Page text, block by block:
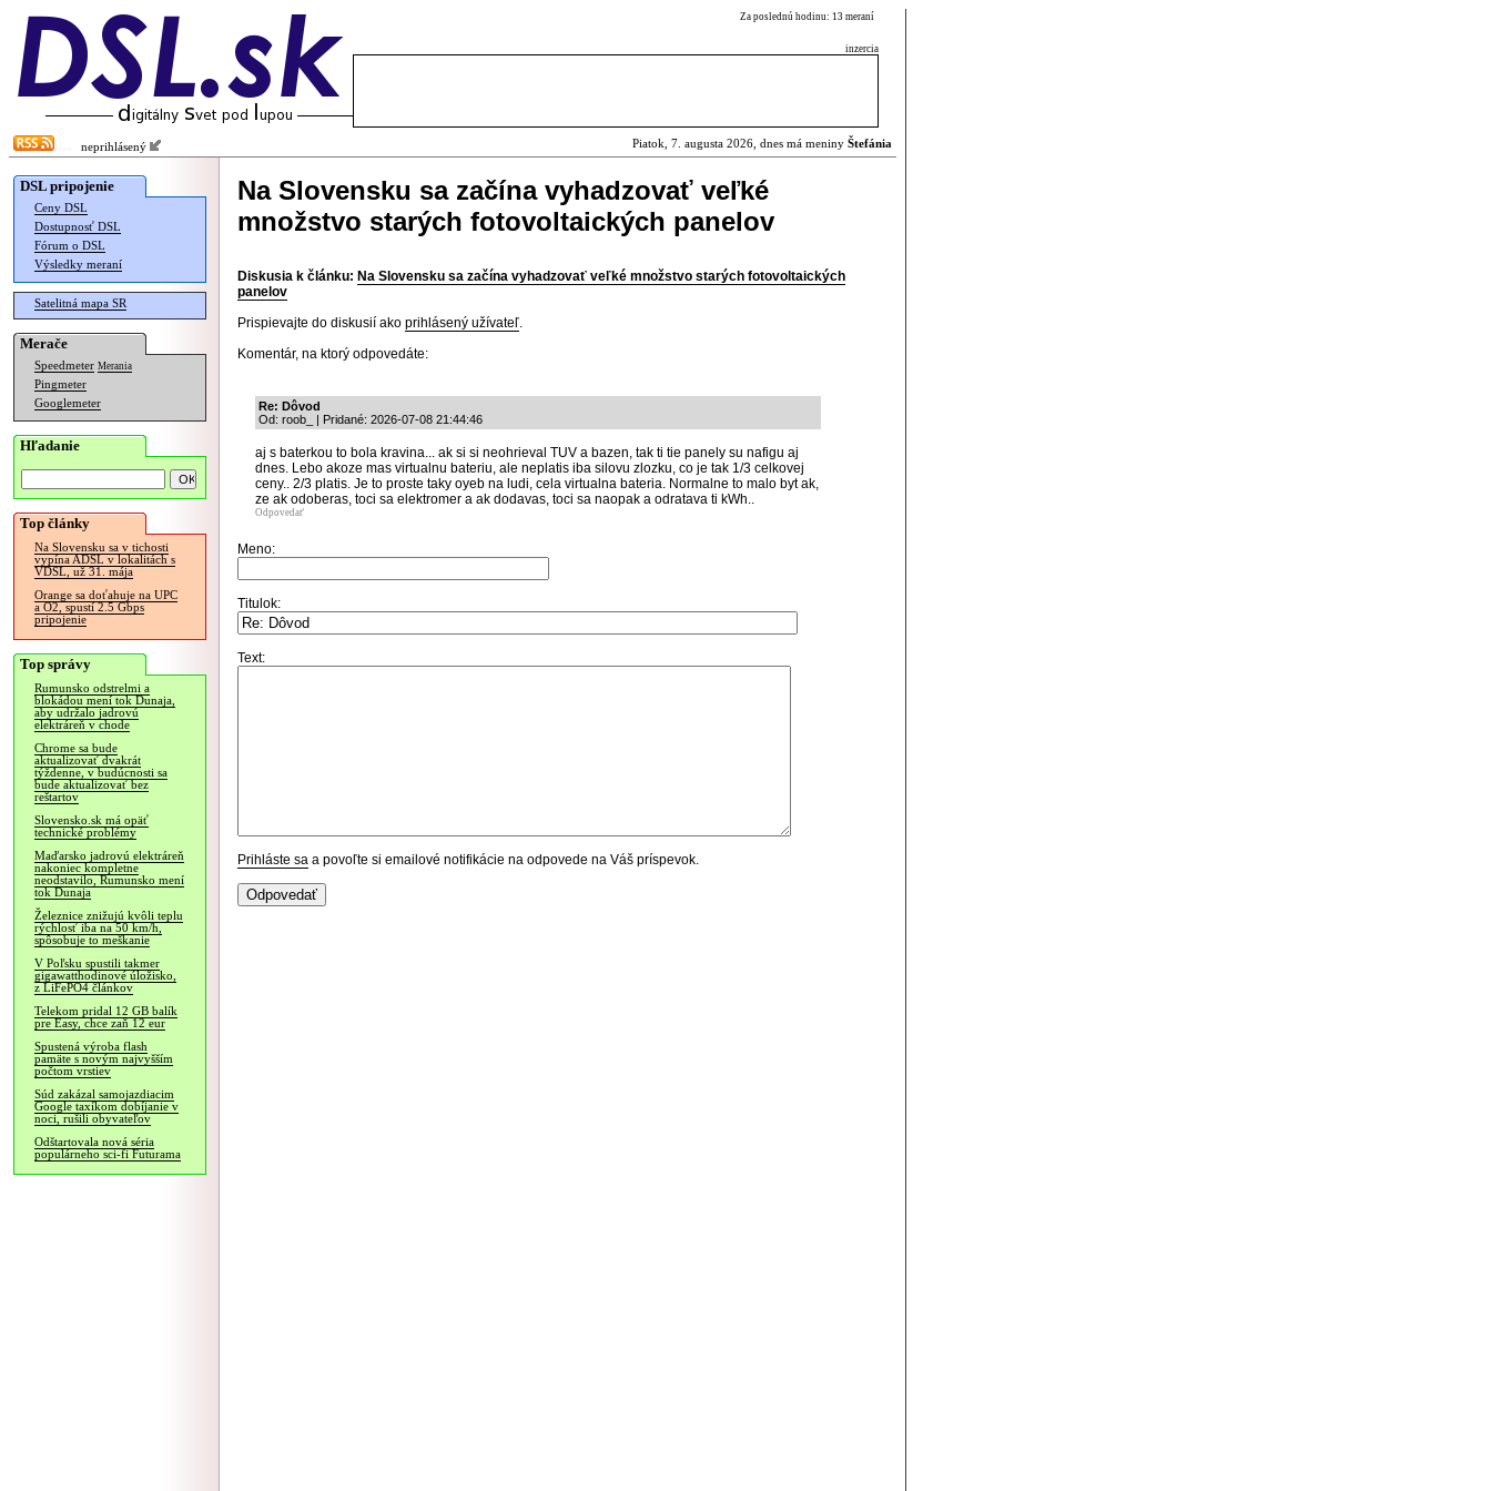
Za poslednú hodinu: 13 meraní
inzercia
neprihlásený Piatok, 7. augusta 2026, dnes má meniny Štefánia
DSL pripojenie
Ceny DSL
Dostupnosť DSL
Fórum o DSL
Výsledky meraní
Satelitná mapa SR
Merače
Speedmeter Merania
Pingmeter
Googlemeter
Hľadanie
Top články
Na Slovensku sa v tichosti
vypína ADSL v lokalitách s
VDSL, už 31. mája
Orange sa doťahuje na UPC
a O2, spustí 2.5 Gbps
pripojenie
Top správy
Rumunsko odstrelmi a
blokádou mení tok Dunaja,
aby udržalo jadrovú
elektráreň v chode
Chrome sa bude
aktualizovať dvakrát
týždenne, v budúcnosti sa
bude aktualizovať bez
reštartov
Slovensko.sk má opäť
technické problémy
Maďarsko jadrovú elektráreň
nakoniec kompletne
neodstavilo, Rumunsko mení
tok Dunaja
Železnice znižujú kvôli teplu
rýchlosť iba na 50 km/h,
spôsobuje to meškanie
V Poľsku spustili takmer
gigawatthodinové úložisko,
z LiFePO4 článkov
Telekom pridal 12 GB balík
pre Easy, chce zaň 12 eur
Spustená výroba flash
pamäte s novým najvyšším
počtom vrstiev
Súd zakázal samojazdiacim
Google taxíkom dobíjanie v
noci, rušili obyvateľov
Odštartovala nová séria
populárneho sci-fi Futurama
Na Slovensku sa začína vyhadzovať veľké
množstvo starých fotovoltaických panelov
Diskusia k článku: Na Slovensku sa začína vyhadzovať veľké množstvo starých fotovoltaických
panelov
Prispievajte do diskusií ako prihlásený užívateľ.
Komentár, na ktorý odpovedáte:
Re: Dôvod
Od: roob_ | Pridané: 2026-07-08 21:44:46
aj s baterkou to bola kravina... ak si si neohrieval TUV a bazen, tak ti tie panely su nafigu aj
dnes. Lebo akoze mas virtualnu bateriu, ale neplatis iba silovu zlozku, co je tak 1/3 celkovej
ceny.. 2/3 platis. Je to proste taky oyeb na ludi, cela virtualna bateria. Normalne to malo byt ak,
ze ak odoberas, toci sa elektromer a ak dodavas, toci sa naopak a odratava ti kWh..
Odpovedať
Meno:
Titulok:
Text:
Prihláste sa a povoľte si emailové notifikácie na odpovede na Váš príspevok.